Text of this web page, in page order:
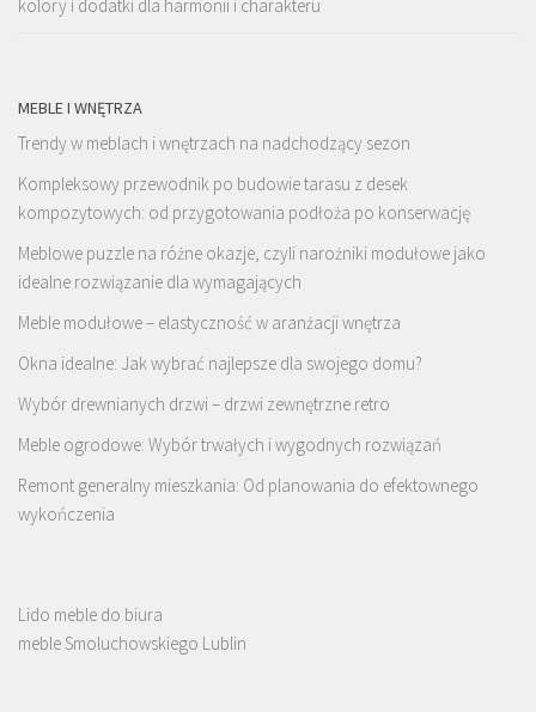
kolory i dodatki dla harmonii i charakteru
MEBLE I WNĘTRZA
Trendy w meblach i wnętrzach na nadchodzący sezon
Kompleksowy przewodnik po budowie tarasu z desek
kompozytowych: od przygotowania podłoża po konserwację
Meblowe puzzle na różne okazje, czyli narożniki modułowe jako
idealne rozwiązanie dla wymagających
Meble modułowe – elastyczność w aranżacji wnętrza
Okna idealne: Jak wybrać najlepsze dla swojego domu?
Wybór drewnianych drzwi – drzwi zewnętrzne retro
Meble ogrodowe: Wybór trwałych i wygodnych rozwiązań
Remont generalny mieszkania: Od planowania do efektownego
wykończenia
Lido meble do biura
meble Smoluchowskiego Lublin